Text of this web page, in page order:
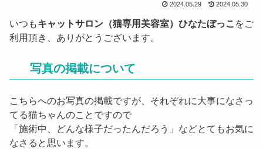
2024.05.29 2024.05.30
いつもキャットサロン（猫専用美容室）ひなたぼっこ をご
利用頂き、ありがとうございます。
写真の掲載について
こちらへのお写真の掲載ですが、それぞれに大事になさっ
てる猫ちゃんのことですので
「施術中、どんな様子だったんだろう」などとてもお気に
なさると思います。